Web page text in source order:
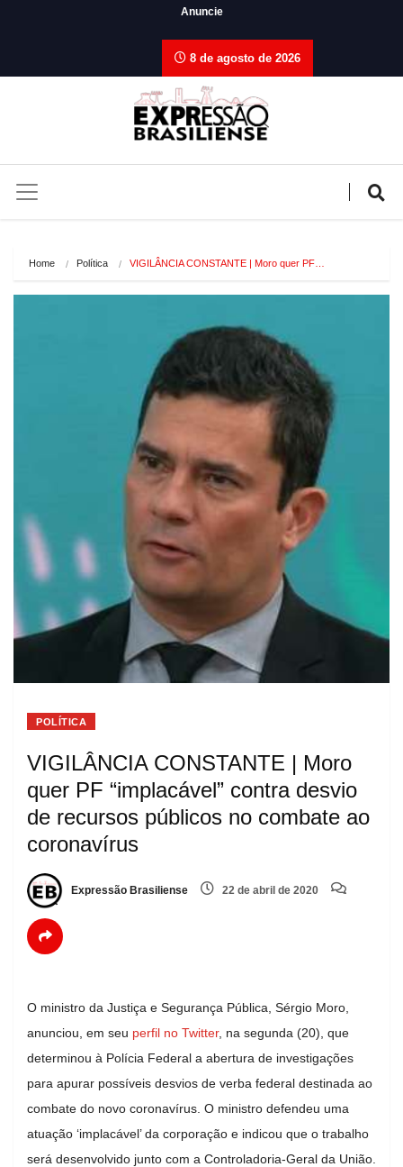
Anuncie
8 de agosto de 2026
Home Política VIGILÂNCIA CONSTANTE | Moro quer PF…
POLÍTICA
VIGILÂNCIA CONSTANTE | Moro
quer PF “implacável” contra desvio
de recursos públicos no combate ao
coronavírus
Expressão Brasiliense 22 de abril de 2020
O ministro da Justiça e Segurança Pública, Sérgio Moro,
anunciou, em seu perfil no Twitter, na segunda (20), que
determinou à Polícia Federal a abertura de investigações
para apurar possíveis desvios de verba federal destinada ao
combate do novo coronavírus. O ministro defendeu uma
atuação ‘implacável’ da corporação e indicou que o trabalho
será desenvolvido junto com a Controladoria-Geral da União.